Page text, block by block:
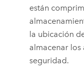
están
la ubicación
almacenar los
seguridad.